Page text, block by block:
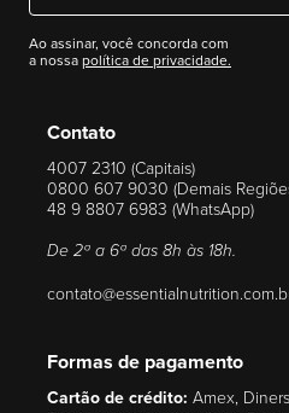
Contato
4007 2310 (Capitais)
0800 607 9030 (Demais
48 9 8807 6983 (WhatsApp)
De 2ª a 6ª das 8h às 18h.
Formas de pagamento
Cartão de crédito: Amex,
Ao assinar, você concorda com
a nossapolítica de privacidade.